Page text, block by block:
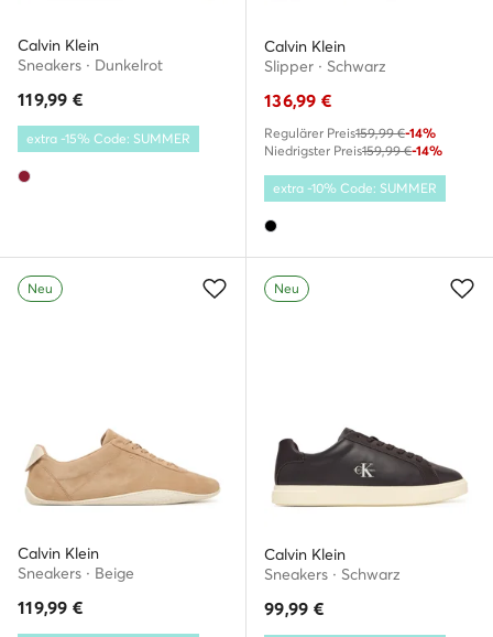
Calvin Klein
Sneakers · Dunkelrot
119,99 €
extra -15% Code: SUMMER
Calvin Klein
Slipper · Schwarz
136,99 €
Regulärer Preis159,99 €-14%
Niedrigster Preis159,99 €-14%
extra -10% Code: SUMMER
Neu
Calvin Klein
Sneakers · Beige
119,99 €
Neu
Calvin Klein
Sneakers · Schwarz
99,99 €